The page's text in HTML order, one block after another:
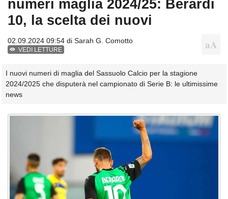
numeri maglia 2024/25: Berardi
10, la scelta dei nuovi
02.09.2024 09:54 di Sarah G. Comotto
VEDI LETTURE
I nuovi numeri di maglia del Sassuolo Calcio per la stagione
2024/2025 che disputerà nel campionato di Serie B: le ultimissime
news